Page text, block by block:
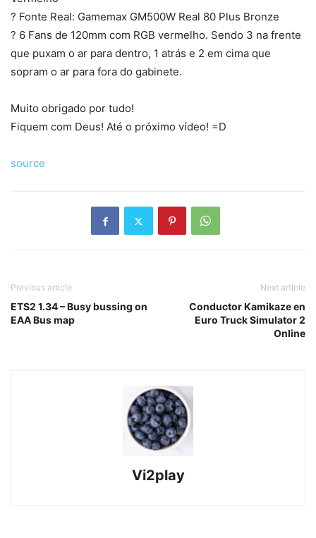
? Fonte Real: Gamemax GM500W Real 80 Plus Bronze
? 6 Fans de 120mm com RGB vermelho. Sendo 3 na frente
que puxam o ar para dentro, 1 atrás e 2 em cima que
sopram o ar para fora do gabinete.
Muito obrigado por tudo!
Fiquem com Deus! Até o próximo vídeo! =D
source
Previous article
ETS2 1.34 – Busy bussing on
EAA Bus map
Next article
Conductor Kamikaze en
Euro Truck Simulator 2
Online
Vi2play